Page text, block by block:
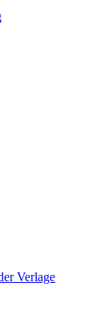
Verlage